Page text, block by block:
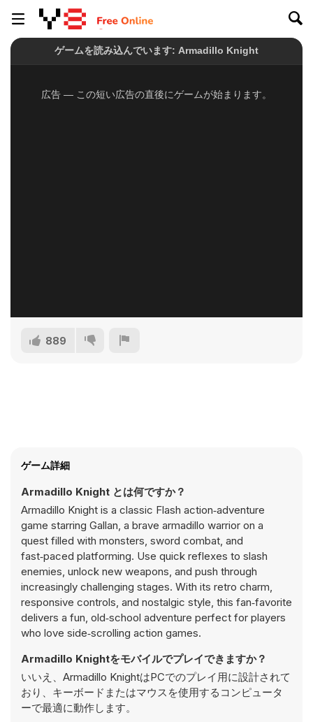
889
ゲーム詳細
Armadillo Knight とは何ですか？
Armadillo Knight is a classic Flash action‑adventure
game starring Gallan, a brave armadillo warrior on a
quest filled with monsters, sword combat, and
fast‑paced platforming. Use quick reflexes to slash
enemies, unlock new weapons, and push through
increasingly challenging stages. With its retro charm,
responsive controls, and nostalgic style, this fan‑favorite
delivers a fun, old‑school adventure perfect for players
who love side‑scrolling action games.
Armadillo Knightをモバイルでプレイできますか？
いいえ、Armadillo KnightはPCでのプレイ用に設計されて
おり、キーボードまたはマウスを使用するコンピュータ
ーで最適に動作します。